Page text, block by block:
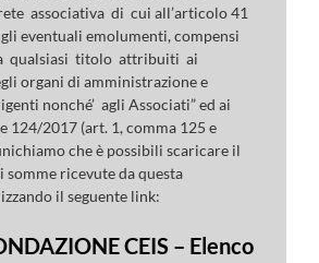
associativa di cui all’articolo 41
eventuali emolumenti, compensi
qualsiasi titolo attribuiti ai
organi di amministrazione e
nonché’ agli Associati” ed ai
124/2017 (art. 1, comma 125 e
che è possibili scaricare il
ricevute da questa
il seguente link:
CEIS – Elenco